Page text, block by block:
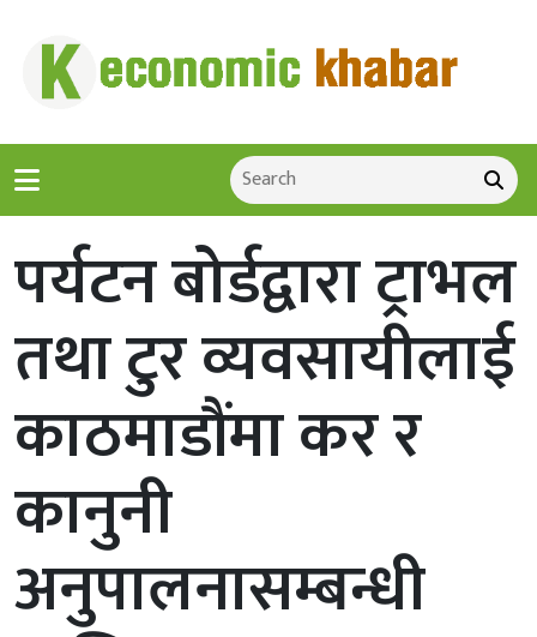
पर्यटन बोर्डद्वारा ट्राभल
तथा टुर व्यवसायीलाई
काठमाडौंमा कर र
कानुनी
अनुपालनासम्बन्धी